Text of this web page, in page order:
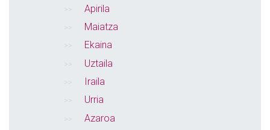
Apirila
Maiatza
Ekaina
Uztaila
Iraila
Urria
Azaroa